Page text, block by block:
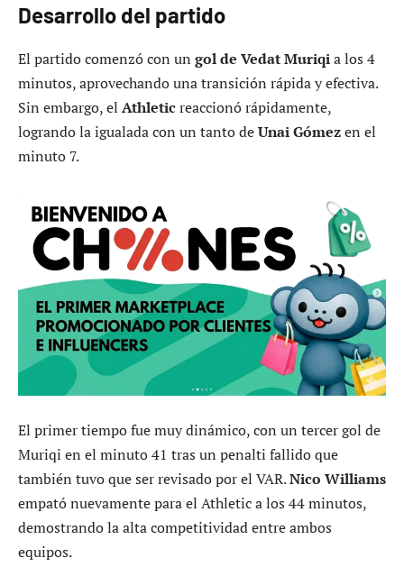
Desarrollo del partido
El partido comenzó con un gol de Vedat Muriqia los 4
minutos, aprovechando una transición rápida y efectiva.
Sin embargo, el Athleticreaccionó rápidamente,
logrando la igualada con un tanto deUnai Gómezen el
minuto 7.
El primer tiempo fue muy dinámico, con un tercer gol de
Muriqi en el minuto 41 tras un penalti fallido que
también tuvo que ser revisado por el VAR.Nico Williams
empató nuevamente para el Athletic a los 44 minutos,
demostrando la alta competitividad entre ambos
equipos.